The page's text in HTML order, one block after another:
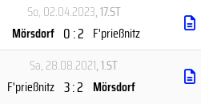
So, 02.04.2023, 17.ST
Mörsdorf 0 : 2 F'prießnitz
Sa, 28.08.2021, 1.ST
F'prießnitz 3 : 2 Mörsdorf